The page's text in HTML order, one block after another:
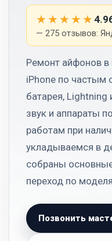
★★★★★
— 275 отзывов:
Ремонт айфонов
iPhone по частым
батарея, Lightning
звук и аппараты
работам при
укладываемся в
собраны
переход по
Позвонить